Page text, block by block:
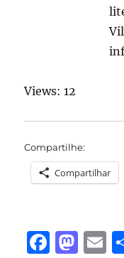
Views: 12
Compartilhe:
Compartilhar
F
M E